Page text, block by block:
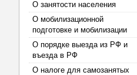
О занятости населения
О мобилизационной
подготовке и мобилизации
О порядке выезда из РФ и
въезда в РФ
О налоге для самозанятых